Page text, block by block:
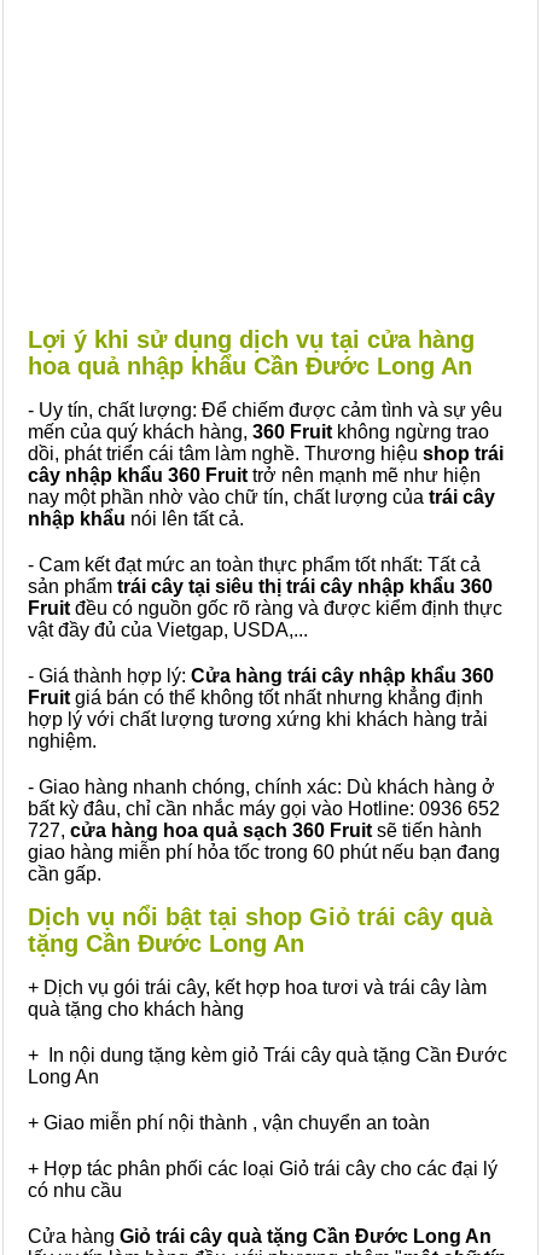
Lợi ý khi sử dụng dịch vụ tại cửa hàng
hoa quả nhập khẩu Cần Đước Long An
- Uy tín, chất lượng: Để chiếm được cảm tình và sự yêu
mến của quý khách hàng, 360 Fruit không ngừng trao
dồi, phát triển cái tâm làm nghề. Thương hiệu shop trái
cây nhập khẩu 360 Fruit trở nên mạnh mẽ như hiện
nay một phần nhờ vào chữ tín, chất lượng của trái cây
nhập khẩu nói lên tất cả.
- Cam kết đạt mức an toàn thực phẩm tốt nhất: Tất cả
sản phẩm trái cây tại siêu thị trái cây nhập khẩu 360
Fruit đều có nguồn gốc rõ ràng và được kiểm định thực
vật đầy đủ của Vietgap, USDA,...
- Giá thành hợp lý: Cửa hàng trái cây nhập khẩu 360
Fruit giá bán có thể không tốt nhất nhưng khẳng định
hợp lý với chất lượng tương xứng khi khách hàng trải
nghiệm.
- Giao hàng nhanh chóng, chính xác: Dù khách hàng ở
bất kỳ đâu, chỉ cần nhắc máy gọi vào Hotline: 0936 652
727, cửa hàng hoa quả sạch 360 Fruit sẽ tiến hành
giao hàng miễn phí hỏa tốc trong 60 phút nếu bạn đang
cần gấp.
Dịch vụ nổi bật tại shop Giỏ trái cây quà
tặng Cần Đước Long An
+ Dịch vụ gói trái cây, kết hợp hoa tươi và trái cây làm
quà tặng cho khách hàng
+ In nội dung tặng kèm giỏ Trái cây quà tặng Cần Đước
Long An
+ Giao miễn phí nội thành , vận chuyển an toàn
+ Hợp tác phân phối các loại Giỏ trái cây cho các đại lý
có nhu cầu
Cửa hàng Giỏ trái cây quà tặng Cần Đước Long An